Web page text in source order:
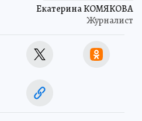
Екатерина КОМЯКОВА
Журналист